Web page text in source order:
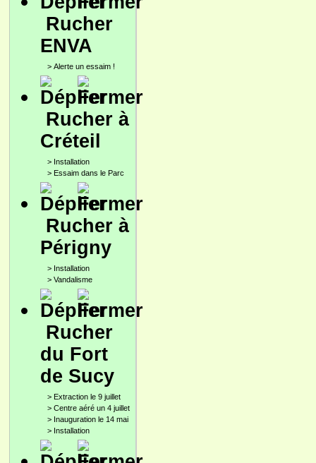
Rucher
ENVA
> Alerte un essaim !
Rucher à
Créteil
> Installation
> Essaim dans le Parc
Rucher à
Périgny
> Installation
> Vandalisme
Rucher
du Fort
de Sucy
> Extraction le 9 juillet
> Centre aéré un 4 juillet
> Inauguration le 14 mai
> Installation